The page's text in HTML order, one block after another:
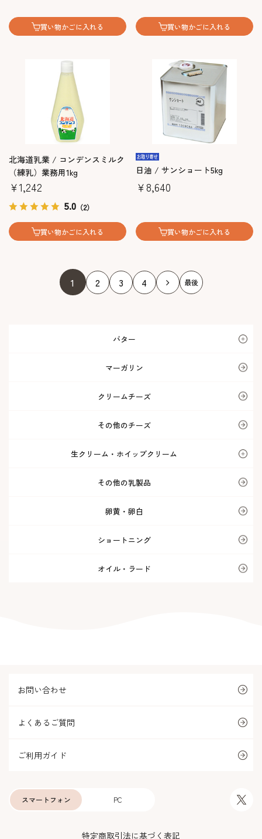
買い物かごに入れる 買い物かごに入れる
北海道乳業 / コンデンスミルク
（練乳）業務用1kg
￥1,242
5.0 （2）
買い物かごに入れる
日油 / サンショート5kg
￥8,640
買い物かごに入れる
1 2 3 4
バター
マーガリン
クリームチーズ
その他のチーズ
生クリーム・ホイップクリーム
その他の乳製品
卵黄・卵白
ショートニング
オイル・ラード
お問い合わせ
よくあるご質問
ご利用ガイド
PC
スマートフォン
特定商取引法に基づく表記